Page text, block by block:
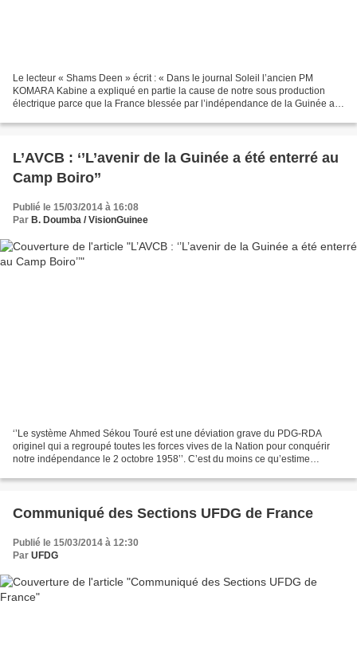
Le lecteur « Shams Deen » écrit : « Dans le journal Soleil l’ancien PM
KOMARA Kabine a expliqué en partie la cause de notre sous production
électrique parce que la France blessée par l’indépendance de la Guinée a
L’AVCB : ‘’L’avenir de la Guinée a été enterré au
Camp Boiro’’
Publié le 15/03/2014 à 16:08
Par B. Doumba / VisionGuinee
‘’Le système Ahmed Sékou Touré est une déviation grave du PDG-RDA
originel qui a regroupé toutes les forces vives de la Nation pour conquérir
notre indépendance le 2 octobre 1958’’. C’est du moins ce qu’estime
Communiqué des Sections UFDG de France
Publié le 15/03/2014 à 12:30
Par UFDG